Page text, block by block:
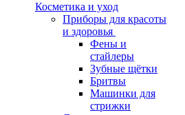
Косметика и уход
Приборы для красоты
и здоровья
Фены и
стайлеры
Зубные щётки
Бритвы
Машинки для
стрижки